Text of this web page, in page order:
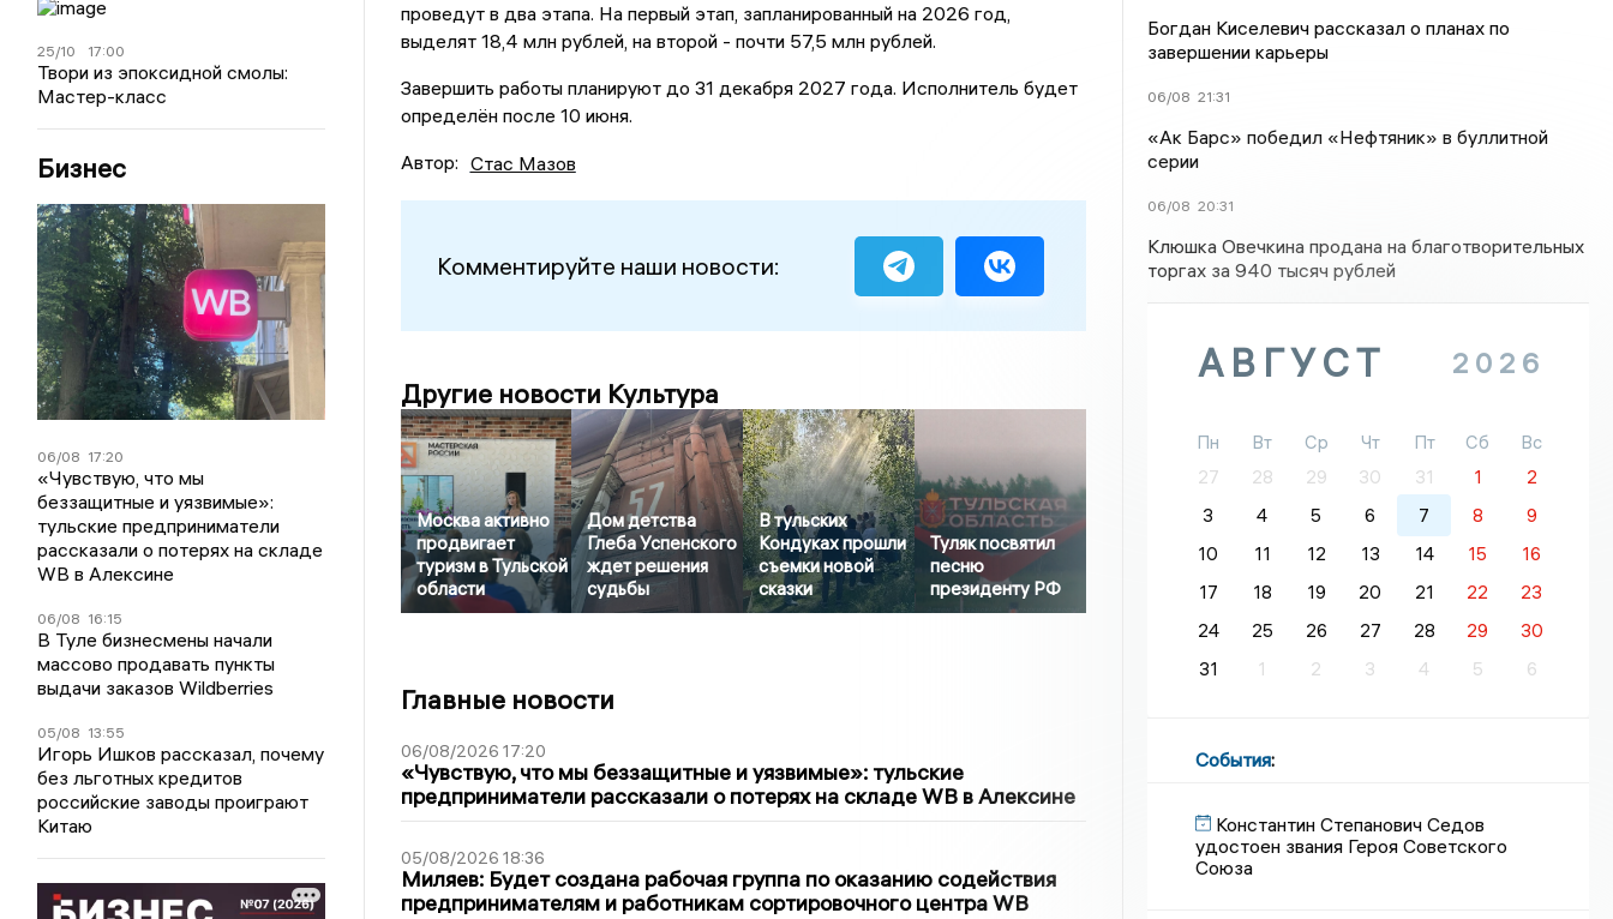
25/10 17:00
Твори из эпоксидной смолы:
Мастер-класс
Бизнес
06/08 17:20
«Чувствую, что мы
беззащитные и уязвимые»:
тульские предприниматели
рассказали о потерях на складе
WB в Алексине
06/08 16:15
В Туле бизнесмены начали
массово продавать пункты
выдачи заказов Wildberries
05/08 13:55
Игорь Ишков рассказал, почему
без льготных кредитов
российские заводы проиграют
Китаю
проведут в два этапа. На первый этап, запланированный на 2026 год,
выделят 18,4 млн рублей, на второй - почти 57,5 млн рублей.
Завершить работы планируют до 31 декабря 2027 года. Исполнитель будет
определён после 10 июня.
Автор: Стас Мазов
Комментируйте наши новости:
Другие новости Культура
Москва активно
продвигает
туризм в Тульской
области
Дом детства
Глеба Успенского
ждет решения
судьбы
В тульских
Кондуках прошли
съемки новой
сказки
Туляк посвятил
песню
президенту РФ
Главные новости
06/08/2026 17:20
«Чувствую, что мы беззащитные и уязвимые»: тульские
предприниматели рассказали о потерях на складе WB в Алексине
05/08/2026 18:36
Миляев: Будет создана рабочая группа по оказанию содействия
предпринимателям и работникам сортировочного центра WB
Богдан Киселевич рассказал о планах по
завершении карьеры
06/08 21:31
«Ак Барс» победил «Нефтяник» в буллитной
серии
06/08 20:31
Клюшка Овечкина продана на благотворительных
торгах за 940 тысяч рублей
АВГУСТ 2026
Пн Вт Ср Чт Пт Сб
Вс
27
28 29 30 31 1
2
3
4 5 6 7 8
9
10
11 12 13 14 15
16
17
18 19 20 21 22
23
24
25 26 27 28 29
30
31
1 2 3 4 5 6
События:
Константин Степанович Седов
удостоен звания Героя Советского
Союза